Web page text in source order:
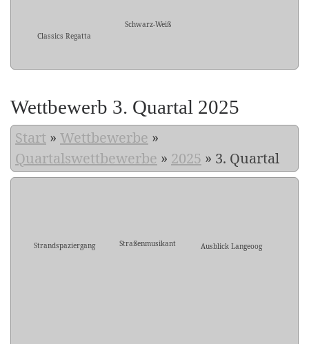
Classics Regatta
Schwarz-Weiß
Wettbewerb 3. Quartal 2025
Start » Wettbewerbe »
Quartalswettbewerbe » 2025 » 3. Quartal
Strandspaziergang Straßenmusikant Ausblick Langeoog